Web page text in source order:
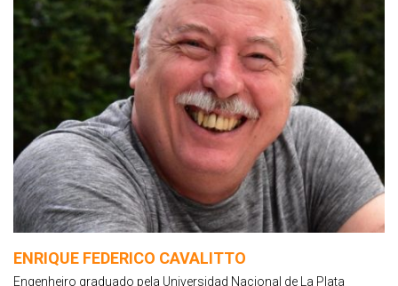
ENRIQUE FEDERICO CAVALITTO
Engenheiro graduado pela Universidad Nacional de La Plata